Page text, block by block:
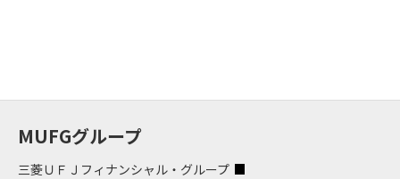
MUFGグループ
三菱ＵＦＪフィナンシャル・グループ